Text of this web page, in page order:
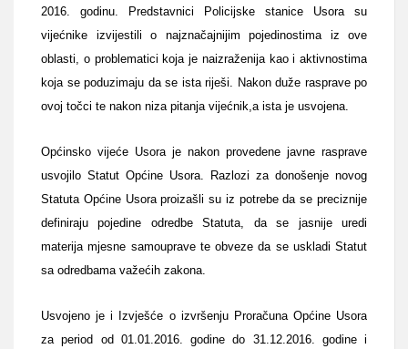
2016. godinu. Predstavnici Policijske stanice Usora su
vijećnike izvijestili o najznačajnijim pojedinostima iz ove
oblasti, o problematici koja je naizraženija kao i aktivnostima
koja se poduzimaju da se ista riješi. Nakon duže rasprave po
ovoj točci te nakon niza pitanja vijećnik,a ista je usvojena.
Općinsko vijeće Usora je nakon provedene javne rasprave
usvojilo Statut Općine Usora. Razlozi za donošenje novog
Statuta Općine Usora proizašli su iz potrebe da se preciznije
definiraju pojedine odredbe Statuta, da se jasnije uredi
materija mjesne samouprave te obveze da se uskladi Statut
sa odredbama važećih zakona.
Usvojeno je i Izvješće o izvršenju Proračuna Općine Usora
za period od 01.01.2016. godine do 31.12.2016. godine i